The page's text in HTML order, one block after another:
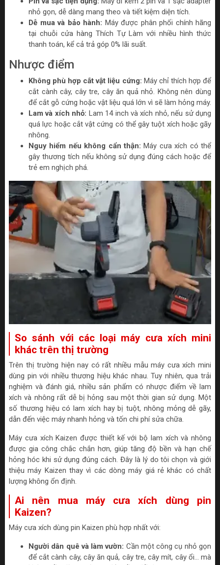
nhỏ gọn, dễ dàng mang theo và tiết kiệm diện tích.
Dễ mua và bảo hành: Máy được phân phối chính hãng
tại chuỗi cửa hàng Thích Tự Làm với nhiều hình thức
thanh toán, kể cả trả góp 0% lãi suất.
Nhược điểm
Không phù hợp cắt vật liệu cứng: Máy chỉ thích hợp để
cắt cành cây, cây tre, cây ăn quả nhỏ. Không nên dùng
để cắt gỗ cứng hoặc vật liệu quá lớn vì sẽ làm hỏng máy.
Lam và xích nhỏ: Lam 14 inch và xích nhỏ, nếu sử dụng
quá lực hoặc cắt vật cứng có thể gây tuột xích hoặc gãy
nhông.
Nguy hiểm nếu không cẩn thận: Máy cưa xích có thể
gây thương tích nếu không sử dụng đúng cách hoặc để
trẻ em nghịch phá.
So sánh với các loại máy cưa xích mini
khác trên thị trường
Trên thị trường hiện nay có rất nhiều mẫu máy cưa xích mini
dùng pin với nhiều thương hiệu khác nhau. Tuy nhiên, qua trải
nghiệm và đánh giá, nhiều sản phẩm có nhược điểm về lam
xích và nhông rất dễ bị hỏng sau một thời gian sử dụng. Một
số thương hiệu có lam xích hay bị tuột, nhông mỏng dễ gãy,
dẫn đến việc máy nhanh hỏng và tốn chi phí sửa chữa.
Máy cưa xích Kaizen được thiết kế với bộ lam xích và nhông
được gia công chắc chắn hơn, giúp tăng độ bền và hạn chế
hỏng hóc khi sử dụng đúng cách. Đây là lý do tôi chọn và giới
thiệu máy Kaizen thay vì các dòng máy giá rẻ khác có chất
lượng không ổn định.
Ai nên mua máy cưa xích dùng pin
Kaizen?
Máy cưa xích dùng pin Kaizen phù hợp nhất với:
Người dân quê và làm vườn: Cần một công cụ nhỏ gọn
để cắt cành cây, cây ăn quả, cây tre, cây mít, cây ổi... mà